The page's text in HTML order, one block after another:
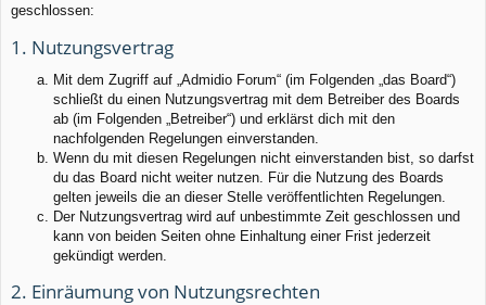
geschlossen:
1. Nutzungsvertrag
Mit dem Zugriff auf „Admidio Forum“ (im Folgenden „das Board“)
schließt du einen Nutzungsvertrag mit dem Betreiber des Boards
ab (im Folgenden „Betreiber“) und erklärst dich mit den
nachfolgenden Regelungen einverstanden.
Wenn du mit diesen Regelungen nicht einverstanden bist, so darfst
du das Board nicht weiter nutzen. Für die Nutzung des Boards
gelten jeweils die an dieser Stelle veröffentlichten Regelungen.
Der Nutzungsvertrag wird auf unbestimmte Zeit geschlossen und
kann von beiden Seiten ohne Einhaltung einer Frist jederzeit
gekündigt werden.
2. Einräumung von Nutzungsrechten